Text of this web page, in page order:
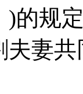
)的规
夫妻